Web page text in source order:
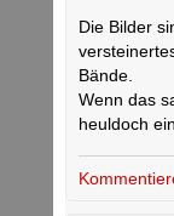
Die Bilder
Bände.
Wenn das
heuldoch